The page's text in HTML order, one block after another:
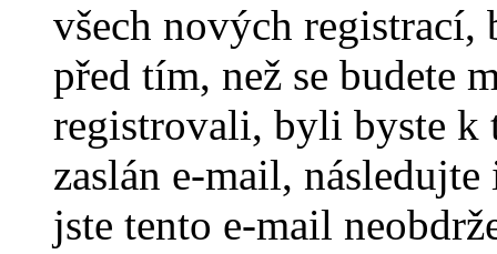
všech nových
před tím, než se budete
registrovali, byli byste k
zaslán e-mail,
jste tento e-mail